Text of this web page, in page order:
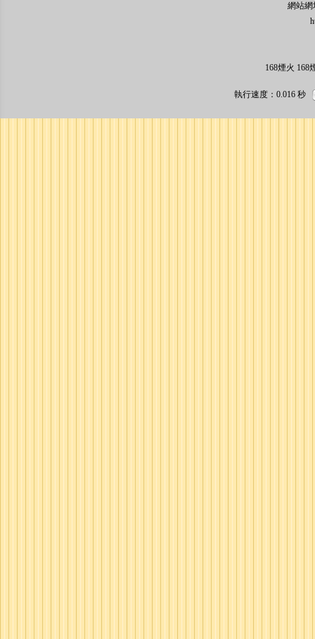
網站網
http://
168煙火 168
執行速度 ：0.016 秒